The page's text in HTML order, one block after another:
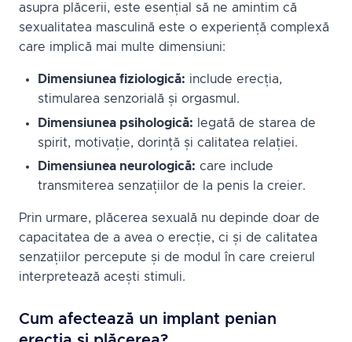
asupra plăcerii, este esențial să ne amintim că
sexualitatea masculină este o experiență complexă
care implică mai multe dimensiuni:
Dimensiunea fiziologică: include erecția,
stimularea senzorială și orgasmul.
Dimensiunea psihologică: legată de starea de
spirit, motivație, dorință și calitatea relației.
Dimensiunea neurologică: care include
transmiterea senzațiilor de la penis la creier.
Prin urmare, plăcerea sexuală nu depinde doar de
capacitatea de a avea o erecție, ci și de calitatea
senzațiilor percepute și de modul în care creierul
interpretează acești stimuli.
Cum afectează un implant penian